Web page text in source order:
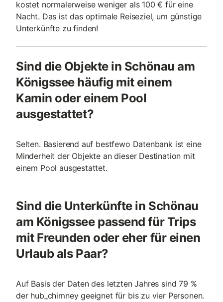
kostet normalerweise weniger als 100 € für eine
Nacht. Das ist das optimale Reiseziel, um günstige
Unterkünfte zu finden!
Sind die Objekte in Schönau am
Königssee häufig mit einem
Kamin oder einem Pool
ausgestattet?
Selten. Basierend auf bestfewo Datenbank ist eine
Minderheit der Objekte an dieser Destination mit
einem Pool ausgestattet.
Sind die Unterkünfte in Schönau
am Königssee passend für Trips
mit Freunden oder eher für einen
Urlaub als Paar?
Auf Basis der Daten des letzten Jahres sind 79 %
der hub_chimney geeignet für bis zu vier Personen.